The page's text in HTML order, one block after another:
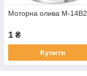
Моторна олива М-14В2
1 ₴
Купити